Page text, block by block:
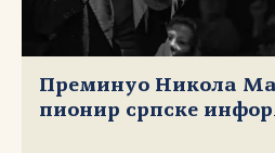
Преминуо Никола
пионир српске